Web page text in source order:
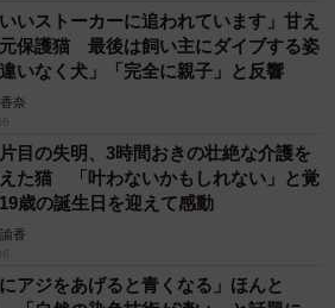
いいストーカーに追われています」甘え
保護猫 最後は飼い主にダイブする姿
いなく犬」「完全に親子」と反響
奈
目の失明、3時間おきの壮絶な介護を
た猫 「叶わないかもしれない」と覚
歳の誕生日を迎えて感動
香
にアジをあげると青くなる」ほんと